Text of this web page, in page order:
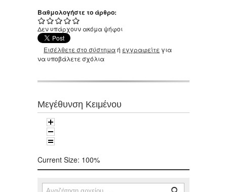
Βαθμολογήστε το άρθρο:
Δεν υπάρχουν ακόμα ψήφοι
Εισέλθετε στο σύστημαή εγγραφείτε για
να υποβάλετε σχόλια
Μεγέθυνση Κειμένου
Current Size: 100%
Φόρμα αναζήτησης
Αναζήτηση